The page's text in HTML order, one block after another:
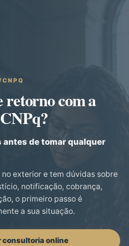
retorno com a
antes de tomar qualquer
exterior e tem dúvidas sobre
notificação, cobrança,
o primeiro passo é
a sua situação.
consultoria online